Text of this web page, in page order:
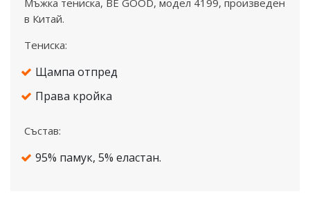
в Китай.
Тениска:
Щампа отпред
Права кройка
Състав:
95% памук, 5% еластан.